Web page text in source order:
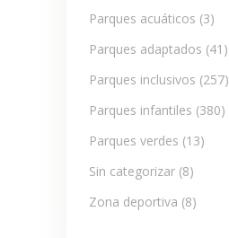
Parques acuáticos (3)
Parques adaptados (41)
Parques inclusivos (257)
Parques infantiles (380)
Parques verdes (13)
Sin categorizar (8)
Zona deportiva (8)